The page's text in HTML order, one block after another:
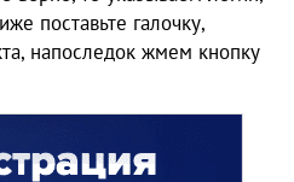
поставьте галочку,
напоследок жмем кнопку